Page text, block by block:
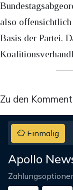
also offensichtlich
Basis der Partei.
Zu den
Einmalig
Apollo